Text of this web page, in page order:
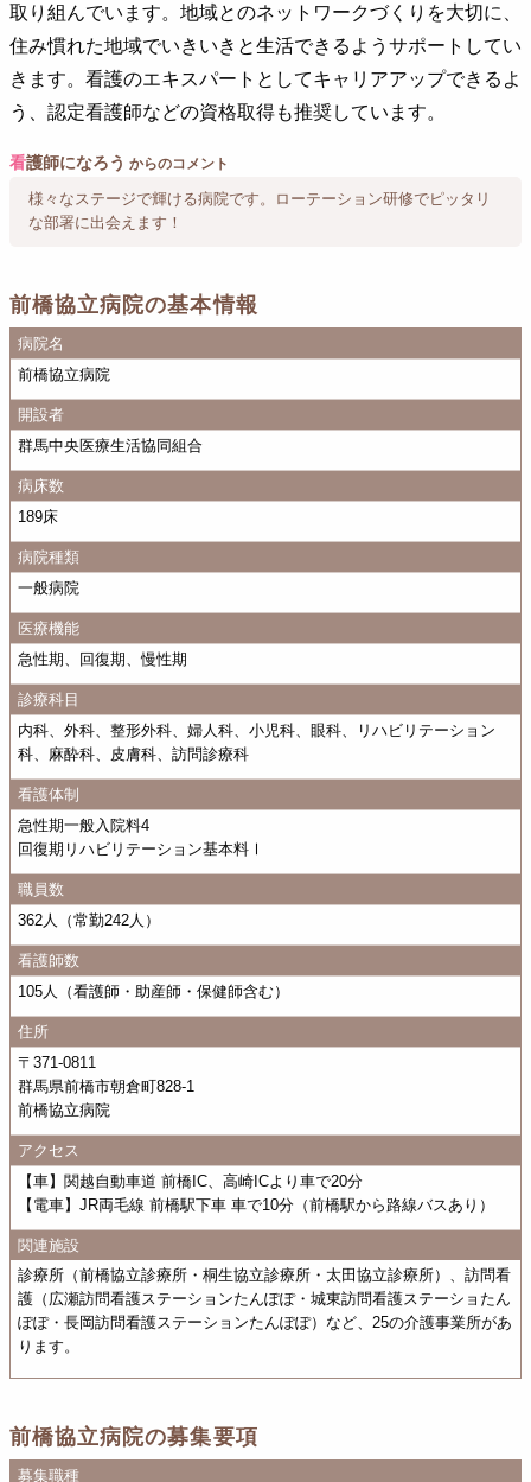
取り組んでいます。地域とのネットワークづくりを大切に、
住み慣れた地域でいきいきと生活できるようサポートしてい
きます。看護のエキスパートとしてキャリアアップできるよ
う、認定看護師などの資格取得も推奨しています。
看護師になろう からのコメント
様々なステージで輝ける病院です。ローテーション研修でピッタリ
な部署に出会えます！
前橋協立病院の基本情報
病院名
前橋協立病院
開設者
群馬中央医療生活協同組合
病床数
189床
病院種類
一般病院
医療機能
急性期、回復期、慢性期
診療科目
内科、外科、整形外科、婦人科、小児科、眼科、リハビリテーション
科、麻酔科、皮膚科、訪問診療科
看護体制
急性期一般入院料4
回復期リハビリテーション基本料Ⅰ
職員数
362人（常勤242人）
看護師数
105人（看護師・助産師・保健師含む）
住所
〒371-0811
群馬県前橋市朝倉町828-1
前橋協立病院
アクセス
【車】関越自動車道 前橋IC、高崎ICより車で20分
【電車】JR両毛線 前橋駅下車 車で10分（前橋駅から路線バスあり）
関連施設
診療所（前橋協立診療所・桐生協立診療所・太田協立診療所）、訪問看
護（広瀬訪問看護ステーションたんぽぽ・城東訪問看護ステーショたん
ぽぽ・長岡訪問看護ステーションたんぽぽ）など、25の介護事業所があ
ります。
前橋協立病院の募集要項
募集職種